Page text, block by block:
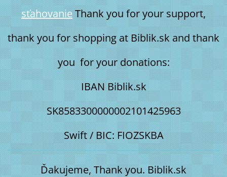
sťahovanieThank you for your support,
thank you for shopping at Biblik.sk and thank
you for your donations:
IBAN Biblik.sk
SK8583300000002101425963
Swift / BIC: FIOZSKBA
Ďakujeme, Thank you. Biblik.sk